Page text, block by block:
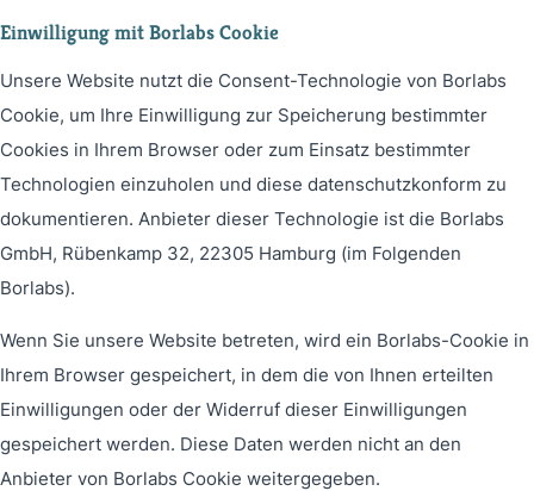
Einwilligung mit Borlabs Cookie
Unsere Website nutzt die Consent-Technologie von Borlabs
Cookie, um Ihre Einwilligung zur Speicherung bestimmter
Cookies in Ihrem Browser oder zum Einsatz bestimmter
Technologien einzuholen und diese datenschutzkonform zu
dokumentieren. Anbieter dieser Technologie ist die Borlabs
GmbH, Rübenkamp 32, 22305 Hamburg (im Folgenden
Borlabs).
Wenn Sie unsere Website betreten, wird ein Borlabs-Cookie in
Ihrem Browser gespeichert, in dem die von Ihnen erteilten
Einwilligungen oder der Widerruf dieser Einwilligungen
gespeichert werden. Diese Daten werden nicht an den
Anbieter von Borlabs Cookie weitergegeben.